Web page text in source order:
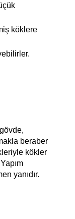
köklere
beraber
kökler
yanıdır.